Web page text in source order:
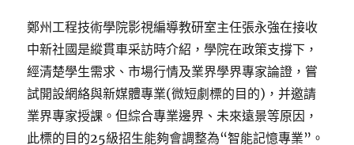
鄭州工程技術學院影視編導教研室主任張永強在接收
中新社國是縱貫車采訪時介紹，學院在政策支撐下，
經清楚學生需求、市場行情及業界學界專家論證，嘗
試開設網絡與新媒體專業(微短劇標的目的)，并邀請
業界專家授課。但綜合專業邊界、未來遠景等原因，
此標的目的25級招生能夠會調整為“智能記憶專業”。